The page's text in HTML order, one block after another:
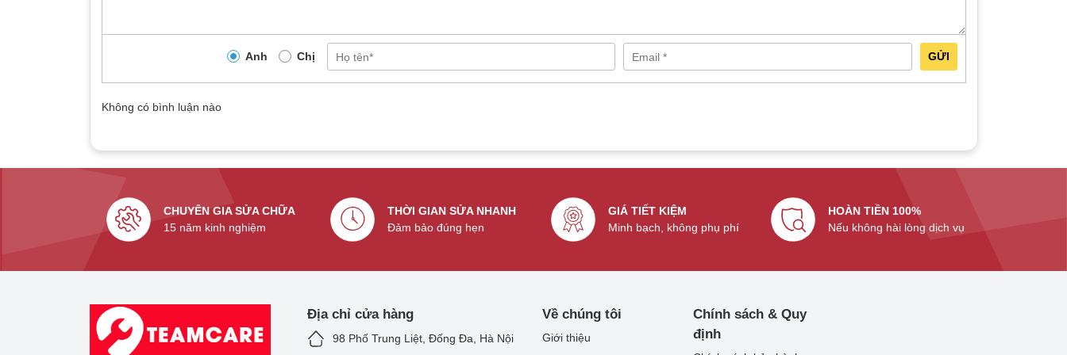
Toàn bộ sản phẩm pin Pisen đều phải trải qua quy trình kiểm tra lão hóa trong 72 giờ, thực nghiệm ở mức nhiệt
35 – 45 độ C nhằm loại bỏ những viên pin kém chất lượng. Khi thay pin iPhone 7 Pisen bạn còn được hưởng
Trên thị trường hiện có rất nhiều cửa hàng cung cấp dịch vụ thay pin iPhone 7 chính hãng Pisen. Thế nhưng,
không phải địa chỉ nào cũng làm việc uy tín, chuyên nghiệp và thực hiện đúng cam kết ban đầu. Có những nơi vì
muốn thu lợi nhuận cao mà dùng linh kiện trôi nổi, kém chất lượng tiềm ẩn nhiều nguy cơ rủi ro cho người dùng
Anh Chị GỬI
Không có bình luận nào
CHUYÊN GIA SỬA CHỮA
15 năm kinh nghiệm
THỜI GIAN SỬA NHANH
Đảm bảo đúng hẹn
GIÁ TIẾT KIỆM
Minh bạch, không phụ phí
HOÀN TIỀN 100%
Nếu không hài lòng dịch vụ
Địa chỉ cửa hàng
98 Phố Trung Liệt, Đống Đa, Hà Nội
Về chúng tôi
Giới thiệu
Chính sách & Quy
định